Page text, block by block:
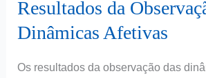
Resultados da
Dinâmicas Afetivas
Os resultados da observação das